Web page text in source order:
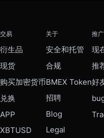
交易
衍生品
现货
购买加密货币
兑换
APP
XBTUSD
关于
安全和托管
合规
BMEX Token
招聘
Blog
Legal
推广
现
推
好